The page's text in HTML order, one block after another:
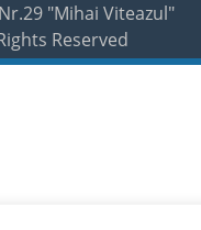
"Mihai Viteazul"
Reserved